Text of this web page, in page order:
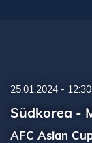
25.01.2024 -
Südkorea -
AFC Asian